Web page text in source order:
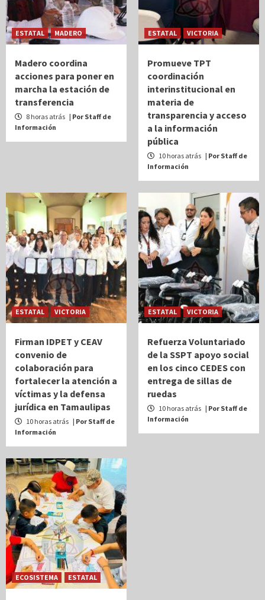
ESTATAL MADERO
Madero coordina
acciones para poner en
marcha la estación de
transferencia
8 horas atrás | Por Staff de
Información
ESTATAL VICTORIA
Promueve TPT
coordinación
interinstitucional en
materia de
transparencia y acceso
a la información
pública
10 horas atrás | Por Staff de
Información
ESTATAL VICTORIA
Firman IDPET y CEAV
convenio de
colaboración para
fortalecer la atención a
víctimas y la defensa
jurídica en Tamaulipas
10 horas atrás | Por Staff de
Información
ESTATAL VICTORIA
Refuerza Voluntariado
de la SSPT apoyo social
en los cinco CEDES con
entrega de sillas de
ruedas
10 horas atrás | Por Staff de
Información
ECOSISTEMA ESTATAL